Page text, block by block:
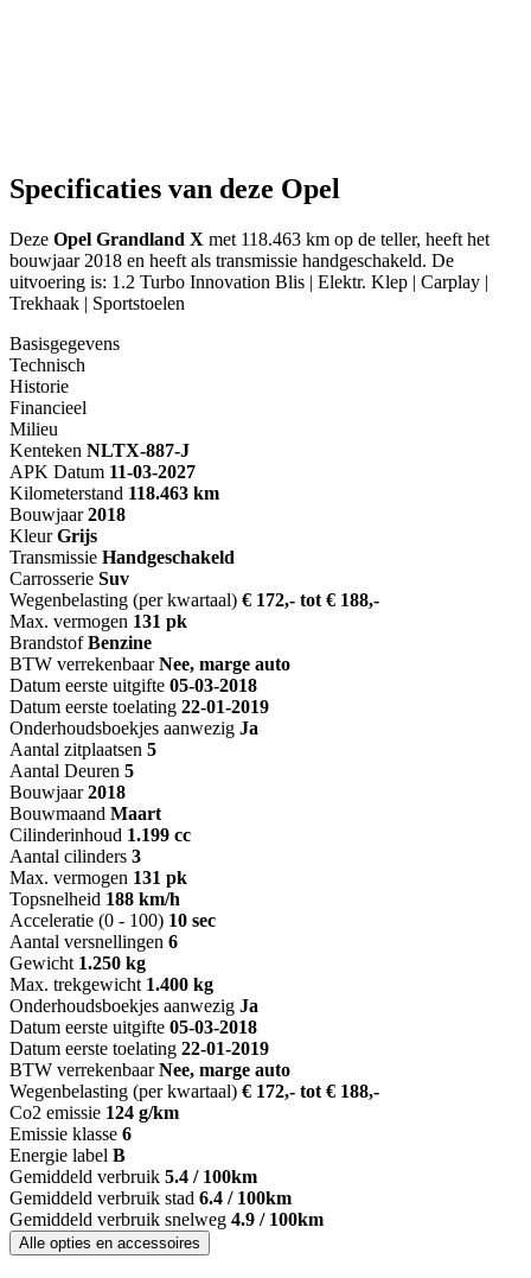
Specificaties van deze Opel
Deze Opel Grandland X met 118.463 km op de teller, heeft het
bouwjaar 2018 en heeft als transmissie handgeschakeld. De
uitvoering is: 1.2 Turbo Innovation Blis | Elektr. Klep | Carplay |
Trekhaak | Sportstoelen
Basisgegevens
Technisch
Historie
Financieel
Milieu
Kenteken NLTX-887-J
APK Datum 11-03-2027
Kilometerstand 118.463 km
Bouwjaar 2018
Kleur Grijs
Transmissie Handgeschakeld
Carrosserie Suv
Wegenbelasting (per kwartaal) € 172,- tot € 188,-
Max. vermogen 131 pk
Brandstof Benzine
BTW verrekenbaar Nee, marge auto
Datum eerste uitgifte 05-03-2018
Datum eerste toelating 22-01-2019
Onderhoudsboekjes aanwezig Ja
Aantal zitplaatsen 5
Aantal Deuren 5
Bouwjaar 2018
Bouwmaand Maart
Cilinderinhoud 1.199 cc
Aantal cilinders 3
Max. vermogen 131 pk
Topsnelheid 188 km/h
Acceleratie (0 - 100) 10 sec
Aantal versnellingen 6
Gewicht 1.250 kg
Max. trekgewicht 1.400 kg
Onderhoudsboekjes aanwezig Ja
Datum eerste uitgifte 05-03-2018
Datum eerste toelating 22-01-2019
BTW verrekenbaar Nee, marge auto
Wegenbelasting (per kwartaal) € 172,- tot € 188,-
Co2 emissie 124 g/km
Emissie klasse 6
Energie label B
Gemiddeld verbruik 5.4 / 100km
Gemiddeld verbruik stad 6.4 / 100km
Gemiddeld verbruik snelweg 4.9 / 100km
Alle opties en accessoires